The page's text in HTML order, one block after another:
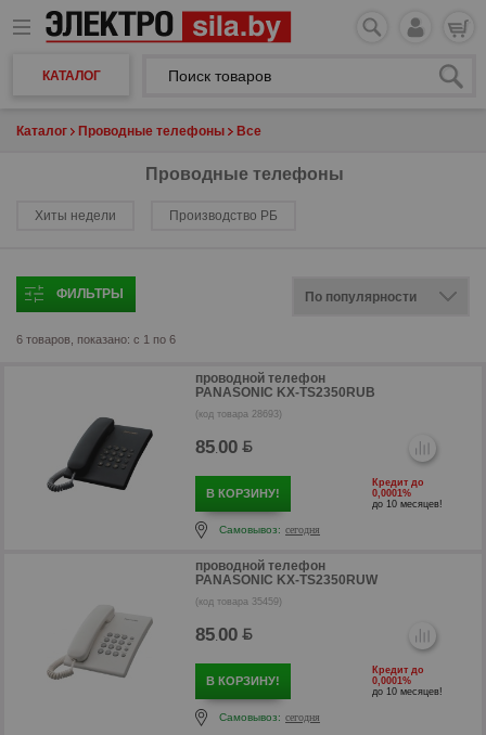
КАТАЛОГ
Каталог Проводные телефоны Все
Проводные телефоны
Хиты недели Производство РБ
ФИЛЬТРЫ
6 товаров, показано: с 1 по 6
проводной телефон
PANASONIC KX-TS2350RUB
(код товара 28693)
85.00
р
В КОРЗИНУ!
Кредит до
0,0001%
до 10 месяцев!
Самовывоз: сегодня
проводной телефон
PANASONIC KX-TS2350RUW
(код товара 35459)
85.00
В КОРЗИНУ!
Кредит до
0,0001%
до 10 месяцев!
Самовывоз: сегодня